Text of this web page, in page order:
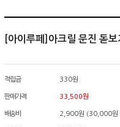
[아이루페]아크릴 문진 돋
적립금 330원
판매가격 33,500원
배송비 2,900원 (30,000원